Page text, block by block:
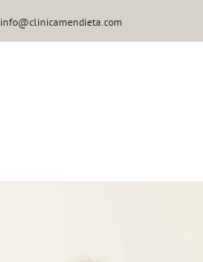
info@clinicamendieta.com